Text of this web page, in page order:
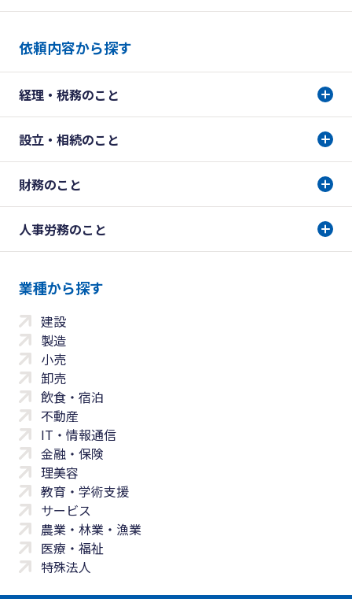
依頼内容から探す
経理・税務のこと
設立・相続のこと
財務のこと
人事労務のこと
業種から探す
建設
製造
小売
卸売
飲食・宿泊
不動産
IT・情報通信
金融・保険
理美容
教育・学術支援
サービス
農業・林業・漁業
医療・福祉
特殊法人